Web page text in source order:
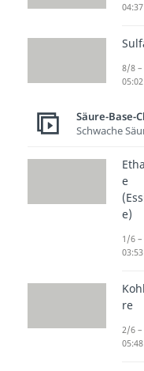
pH-
So
Wert
04:37
8/8
05:02
Säure-Base-
Schwache
e
e)
1/6
03:53
re
2/6
05:48